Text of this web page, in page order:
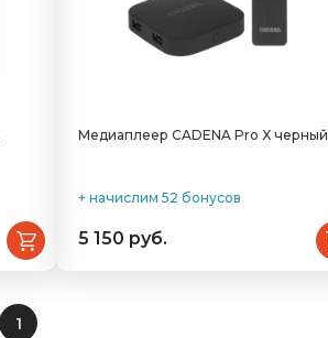
Медиаплеер CADENA Pro X черный
+ начислим 52 бонусов
5 150 руб.
1